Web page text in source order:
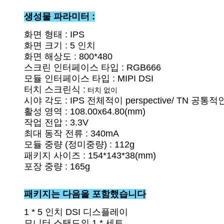
생성물 파라미터 :
화면 형태 : IPS
화면 크기 : 5 인치
화면 해상도 : 800*480
스크린 인터페이스 타입 : RGB666
모듈 인터페이스 타입 : MIPI DSI
터치 스크린식 : 터치 없이
시야 각도 : IPS 전체적이 perspective/ TN 공통적
활성 영역 : 108.00x64.80(mm)
작업 전압 : 3.3V
최대 동작 전류 : 340mA
모듈 중량 (정미중량) : 112g
패키지 사이즈 : 154*143*38(mm)
포장 중량 : 165g
패키지는 다음을 포함했습니다
1 * 5 인치 DSI 디스플레이